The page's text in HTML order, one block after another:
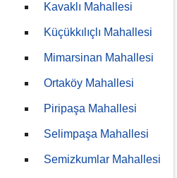
Kavaklı Mahallesi
Küçükkılıçlı Mahallesi
Mimarsinan Mahallesi
Ortaköy Mahallesi
Piripaşa Mahallesi
Selimpaşa Mahallesi
Semizkumlar Mahallesi